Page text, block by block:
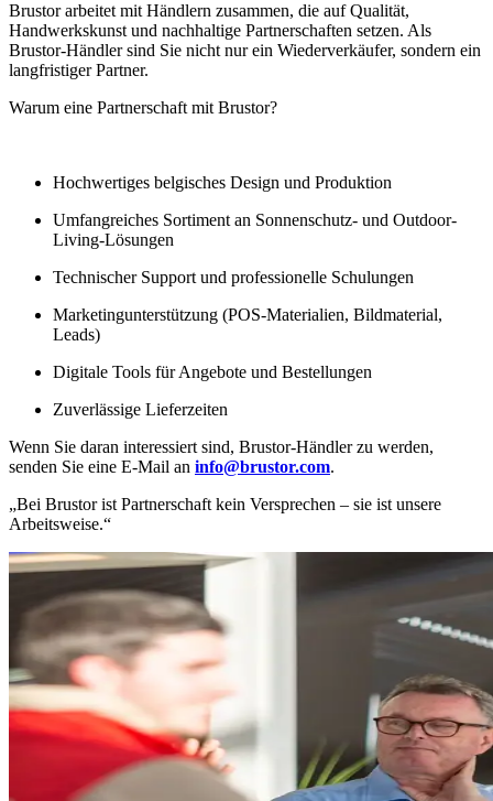
Brustor arbeitet mit Händlern zusammen, die auf Qualität,
Handwerkskunst und nachhaltige Partnerschaften setzen. Als
Brustor-Händler sind Sie nicht nur ein Wiederverkäufer, sondern ein
langfristiger Partner.
Warum eine Partnerschaft mit Brustor?
Hochwertiges belgisches Design und Produktion
Umfangreiches Sortiment an Sonnenschutz- und Outdoor-
Living-Lösungen
Technischer Support und professionelle Schulungen
Marketingunterstützung (POS-Materialien, Bildmaterial,
Leads)
Digitale Tools für Angebote und Bestellungen
Zuverlässige Lieferzeiten
Wenn Sie daran interessiert sind, Brustor-Händler zu werden,
senden Sie eine E-Mail an info@brustor.com.
„Bei Brustor ist Partnerschaft kein Versprechen – sie ist unsere
Arbeitsweise.“